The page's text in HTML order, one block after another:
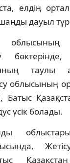
елдің
шаңды дауыл
бөктерінде,
таулы
облысының
Батыс
үсік болады.
Қазақстан